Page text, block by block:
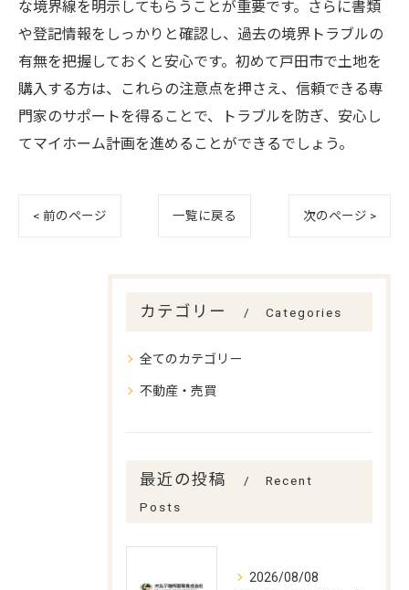
な境界線を明示してもらうことが重要です。さらに書類
や登記情報をしっかりと確認し、過去の境界トラブルの
有無を把握しておくと安心です。初めて戸田市で土地を
購入する方は、これらの注意点を押さえ、信頼できる専
門家のサポートを得ることで、トラブルを防ぎ、安心し
てマイホーム計画を進めることができるでしょう。
< 前のページ 一覧に戻る 次のページ >
カテゴリー Categories
全てのカテゴリー
不動産・売買
最近の投稿
Recent
Posts
2026/08/08